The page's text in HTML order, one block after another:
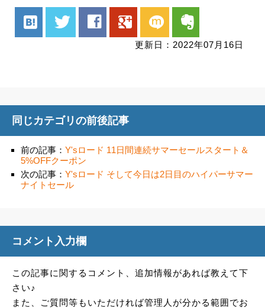
hatenabookmark twitter facebook google mixi evernote
更新日：2022年07月16日
同じカテゴリの前後記事
前の記事： Y'sロード 11日間連続サマーセールスタート＆
5%OFFクーポン
次の記事： Y'sロード そして今日は2日目のハイパーサマー
ナイトセール
コメント入力欄
この記事に関するコメント、追加情報があれば教えて下
さい♪
また、ご質問等もいただければ管理人が分かる範囲でお